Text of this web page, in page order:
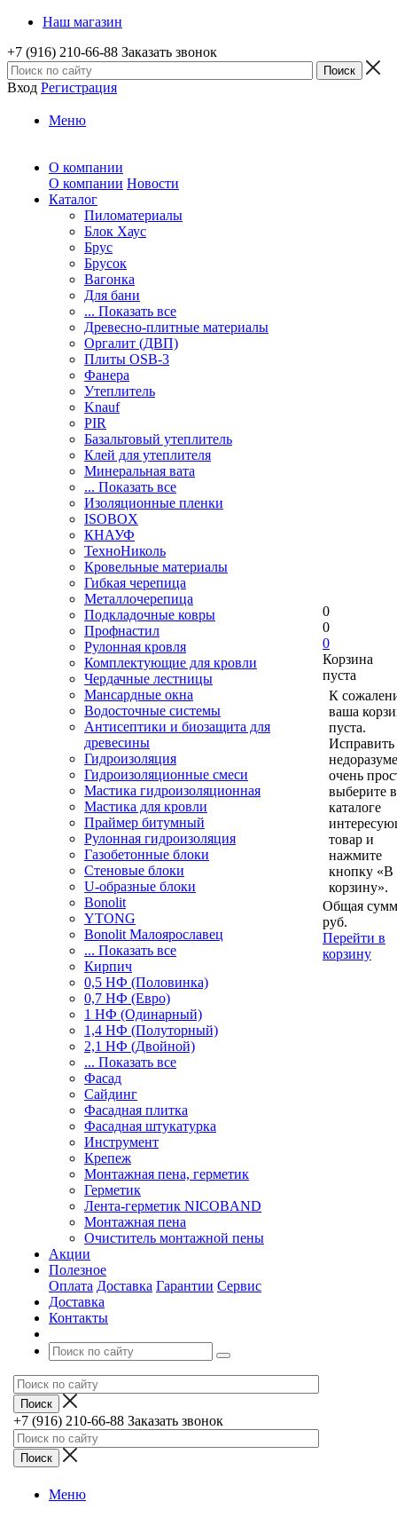
Наш магазин
+7 (916) 210-66-88 Заказать звонок
Вход Регистрация
Меню
О компании
О компании Новости
Каталог
Пиломатериалы
Блок Хаус
Брус
Брусок
Вагонка
Для бани
... Показать все
Древесно-плитные материалы
Оргалит (ДВП)
Плиты OSB-3
Фанера
Утеплитель
Knauf
PIR
Базальтовый утеплитель
Клей для утеплителя
Минеральная вата
... Показать все
Изоляционные пленки
ISOBOX
КНАУФ
ТехноНиколь
Кровельные материалы
Гибкая черепица
Металлочерепица
Подкладочные ковры
Профнастил
Рулонная кровля
Комплектующие для кровли
Чердачные лестницы
Мансардные окна
Водосточные системы
Антисептики и биозащита для
древесины
Гидроизоляция
Гидроизоляционные смеси
Мастика гидроизоляционная
Мастика для кровли
Праймер битумный
Рулонная гидроизоляция
Газобетонные блоки
Стеновые блоки
U-образные блоки
Bonolit
YTONG
Bonolit Малоярославец
... Показать все
Кирпич
0,5 НФ (Половинка)
0,7 НФ (Евро)
1 НФ (Одинарный)
1,4 НФ (Полуторный)
2,1 НФ (Двойной)
... Показать все
Фасад
Сайдинг
Фасадная плитка
Фасадная штукатурка
Инструмент
Крепеж
Монтажная пена, герметик
Герметик
Лента-герметик NICOBAND
Монтажная пена
Очиститель монтажной пены
Акции
Полезное
Оплата Доставка Гарантии Сервис
Доставка
Контакты
+7 (916) 210-66-88 Заказать звонок
0
0
0
Корзина
пуста
К
ваша
пуста.
Исправить
очень
выберите в
каталоге
товар и
нажмите
кнопку «В
корзину».
Общая
руб.
Перейти в
корзину
Меню